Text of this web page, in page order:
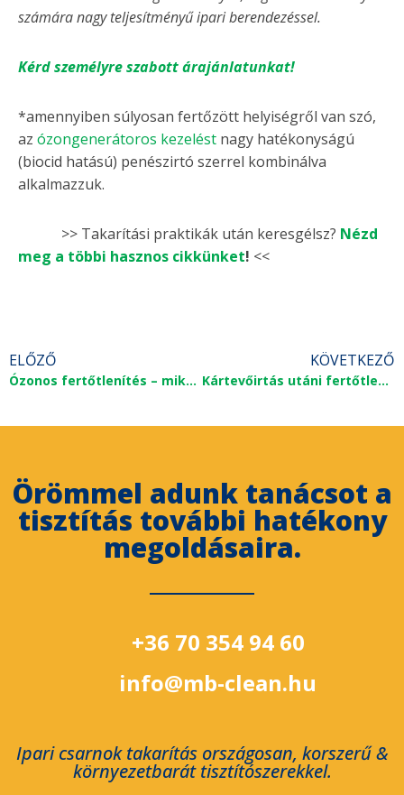
számára nagy teljesítményű ipari berendezéssel.
Kérd személyre szabott árajánlatunkat!
*amennyiben súlyosan fertőzött helyiségről van szó,
az ózongenerátoros kezelést nagy hatékonyságú
(biocid hatású) penészirtó szerrel kombinálva
alkalmazzuk.
>> Takarítási praktikák után keresgélsz? Nézd
meg a többi hasznos cikkünket! <<
ELŐZŐ
Ózonos fertőtlenítés – mikor, miért, hogyan érdemes elvégezni?
KÖVETKEZŐ
Kártevőirtás utáni fertőtlenítés
Örömmel adunk tanácsot a
tisztítás további hatékony
megoldásaira.
+36 70 354 94 60
info@mb-clean.hu
Ipari csarnok takarítás országosan, korszerű &
környezetbarát tisztítószerekkel.